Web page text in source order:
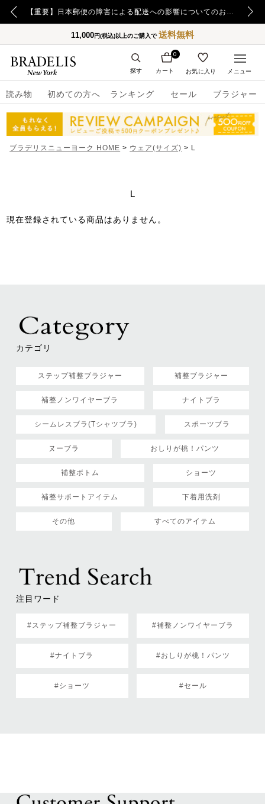
【重要】日本郵便の障害による配送への影響についてのお詫び
11,000円(税込)以上のご購入で送料無料
読み物 初めての方へ ランキング セール ブラジャー
カート
0
お気に入り
探す メニュー
ブラデリスニューヨーク HOME ウェア(サイズ) L
L
現在登録されている商品はありません。
カテゴリ
ステップ補整ブラジャー 補整ブラジャー
補整ノンワイヤーブラ ナイトブラ
シームレスブラ(Tシャツブラ) スポーツブラ
ヌーブラ おしりが桃！パンツ
補整ボトム ショーツ
補整サポートアイテム 下着用洗剤
その他 すべてのアイテム
注目ワード
#ステップ補整ブラジャー #補整ノンワイヤーブラ
#ナイトブラ #おしりが桃！パンツ
#ショーツ #セール